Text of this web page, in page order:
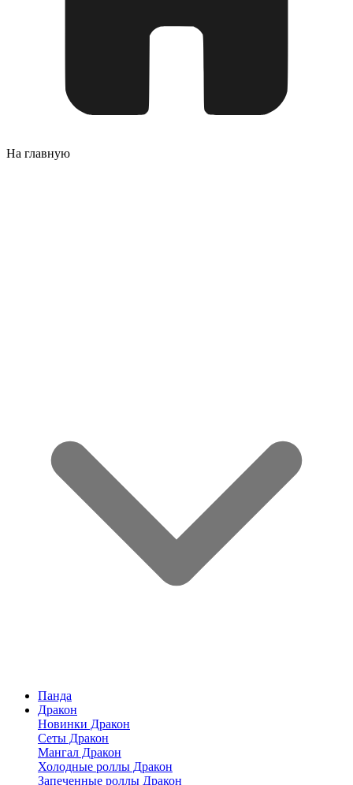
На главную
Панда
Дракон
Новинки Дракон
Сеты Дракон
Мангал Дракон
Холодные роллы Дракон
Запеченные роллы Дракон